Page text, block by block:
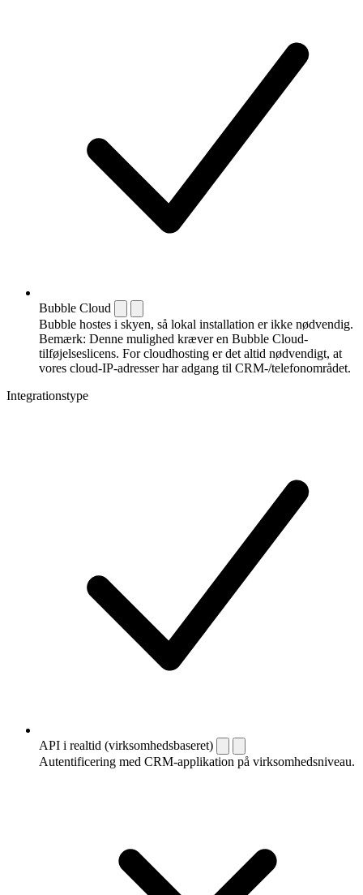
Bubble Cloud
Bubble hostes i skyen, så lokal installation er ikke nødvendig.
Bemærk: Denne mulighed kræver en Bubble Cloud-
tilføjelseslicens. For cloudhosting er det altid nødvendigt, at
vores cloud-IP-adresser har adgang til CRM-/telefonområdet.
Integrationstype
API i realtid (virksomhedsbaseret)
Autentificering med CRM-applikation på virksomhedsniveau.